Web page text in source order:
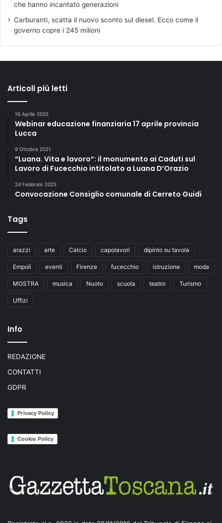
che hanno incantato generazioni
Carburanti, scatta il nuovo sconto sul diesel. Ecco come il
governo copre i 245 milioni
Articoli più letti
16 Aprile 2025
Webinar educazione finanziaria 17 aprile provincia
Lucca
9 Ottobre 2021
“Luana. Vita e lavoro”: il monumento ai Caduti sul
Lavoro di Fucecchio intitolato a Luana D’Orazio
24 Febbraio 2025
Convocazione Consiglio comunale di Cerreto Guidi
Tags
arazzi arte Calcio capolavori dipinto su tavola
Empoli eventi Firenze fucecchio istruzione moda
MOSTRA musica Nuoto scuola teatro Turismo
Uffizi
Info
REDAZIONE
CONTATTI
GDPR
Privacy Policy
Cookie Policy